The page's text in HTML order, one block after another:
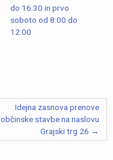
Idejna zasnova prenove
občinske stavbe na naslovu
Grajski trg 26